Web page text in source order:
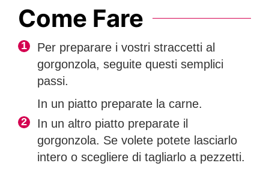
Come Fare
Per preparare i vostri straccetti al
gorgonzola, seguite questi semplici
passi.
In un piatto preparate la carne.
In un altro piatto preparate il
gorgonzola. Se volete potete lasciarlo
intero o scegliere di tagliarlo a pezzetti.